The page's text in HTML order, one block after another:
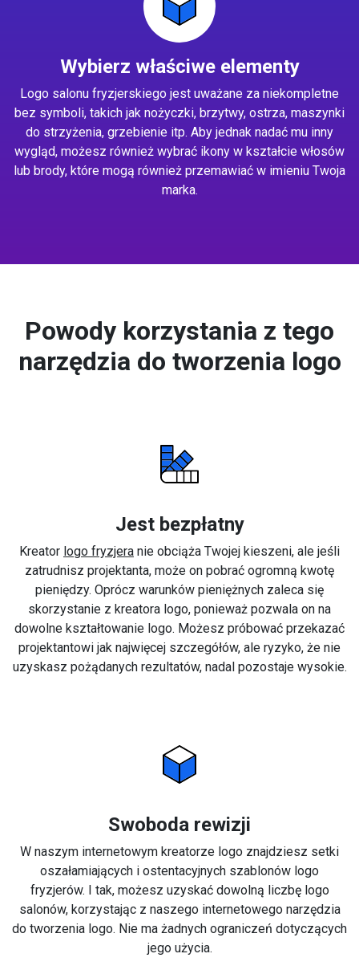
Wybierz właściwe elementy
Logo salonu fryzjerskiego jest uważane za niekompletne
bez symboli, takich jak nożyczki, brzytwy, ostrza, maszynki
do strzyżenia, grzebienie itp. Aby jednak nadać mu inny
wygląd, możesz również wybrać ikony w kształcie włosów
lub brody, które mogą również przemawiać w imieniu Twoja
marka.
Powody korzystania z tego
narzędzia do tworzenia logo
Jest bezpłatny
Kreator logo fryzjera nie obciąża Twojej kieszeni, ale jeśli
zatrudnisz projektanta, może on pobrać ogromną kwotę
pieniędzy. Oprócz warunków pieniężnych zaleca się
skorzystanie z kreatora logo, ponieważ pozwala on na
dowolne kształtowanie logo. Możesz próbować przekazać
projektantowi jak najwięcej szczegółów, ale ryzyko, że nie
uzyskasz pożądanych rezultatów, nadal pozostaje wysokie.
Swoboda rewizji
W naszym internetowym kreatorze logo znajdziesz setki
oszałamiających i ostentacyjnych szablonów logo
fryzjerów. I tak, możesz uzyskać dowolną liczbę logo
salonów, korzystając z naszego internetowego narzędzia
do tworzenia logo. Nie ma żadnych ograniczeń dotyczących
jego użycia.